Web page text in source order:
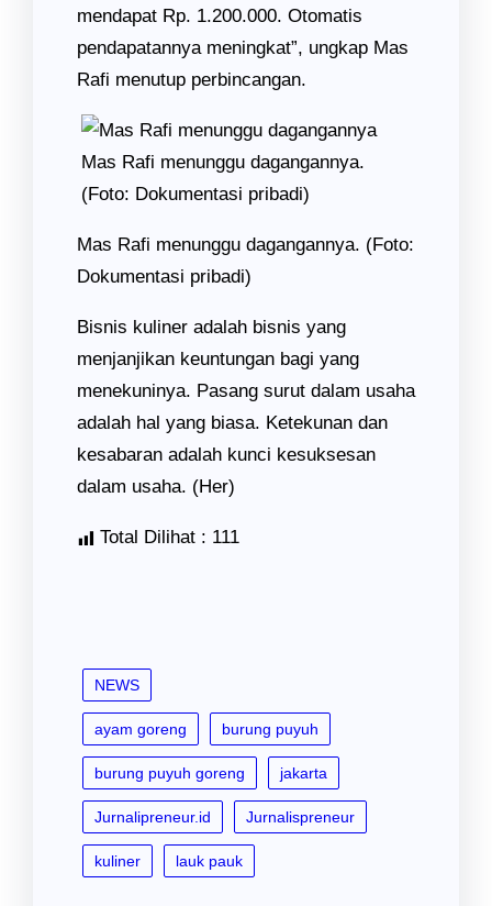
mendapat Rp. 1.200.000. Otomatis
pendapatannya meningkat”, ungkap Mas
Rafi menutup perbincangan.
Mas Rafi menunggu dagangannya.
(Foto: Dokumentasi pribadi)
Mas Rafi menunggu dagangannya. (Foto:
Dokumentasi pribadi)
Bisnis kuliner adalah bisnis yang
menjanjikan keuntungan bagi yang
menekuninya. Pasang surut dalam usaha
adalah hal yang biasa. Ketekunan dan
kesabaran adalah kunci kesuksesan
dalam usaha. (Her)
Total Dilihat : 111
NEWS
ayam goreng burung puyuh
burung puyuh goreng jakarta
Jurnalipreneur.id Jurnalispreneur
kuliner lauk pauk